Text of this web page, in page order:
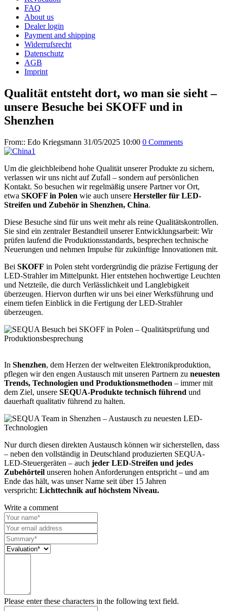
FAQ
About us
Dealer login
Payment and shipping
Widerrufsrecht
Datenschutz
AGB
Imprint
Qualität entsteht dort, wo man sie sieht –
unsere Besuche bei SKOFF und in
Shenzhen
From:: Edo Kriegsmann 31/05/2025 10:00 0 Comments
Um die gleichbleibend hohe Qualität unserer Produkte zu sichern,
verlassen wir uns nicht auf Zufall – sondern auf persönlichen
Kontakt. So besuchen wir regelmäßig unsere Partner vor Ort,
etwa SKOFF in Polen wie auch unsere Hersteller für LED-
Streifen und Zubehör in Shenzhen, China.
Diese Besuche sind für uns weit mehr als reine Qualitätskontrollen.
Sie sind ein zentraler Bestandteil unserer Entwicklungsarbeit: Wir
prüfen laufend die Produktionsstandards, besprechen technische
Neuerungen und nehmen Impulse für zukünftige Innovationen mit.
Bei SKOFF in Polen steht vordergründig die präzise Fertigung der
LED-Strahler im Mittelpunkt. Hier entstehen hochwertige Leuchten
und Netzteile, die durch Verlässlichkeit und Langlebigkeit
überzeugen. Hiervon durften wir uns bei einer Werksführung und
einem tiefen Einblick in die Fertigung der LED-Strahler
überzeugen.
In Shenzhen, dem Herzen der weltweiten Elektronikproduktion,
pflegen wir den engen Austausch mit unseren Partnern zu neuesten
Trends, Technologien und Produktionsmethoden – immer mit
dem Ziel, unsere SEQUA-Produkte technisch führend und
dauerhaft qualitativ führend zu halten.
Nur durch diesen direkten Austausch können wir sicherstellen, dass
– neben den vollständig in Deutschland produzierten SEQUA-
LED-Steuergeräten – auch jeder LED-Streifen und jedes
Zubehörteil unseren hohen Anforderungen entspricht – und am
Ende das hält, was unser Name seit über 15 Jahren
verspricht: Lichttechnik auf höchstem Niveau.
Write a comment
Please enter these characters in the following text field.